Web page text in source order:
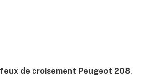
feux de croisement Peugeot 208.